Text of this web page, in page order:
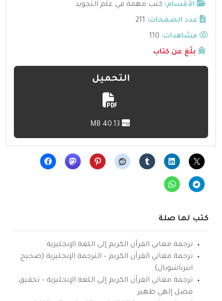
الأقسام: كتب مهمة في علم التجويد
عدد الصفحات: 211
مشاهدات:
بلّغ عن كتاب
التحميل
كتب لها صلة
ترجمة معاني القرآن الكريم إلى اللغة الإنجليزية
ترجمة معاني القرآن الكريم – الترجمة الإنجليزية (صحيح
انترناشونال)
ترجمة معاني القرآن الكريم إلى اللغة الإنجليزية – تحقيق
فضل إلهي ظهير